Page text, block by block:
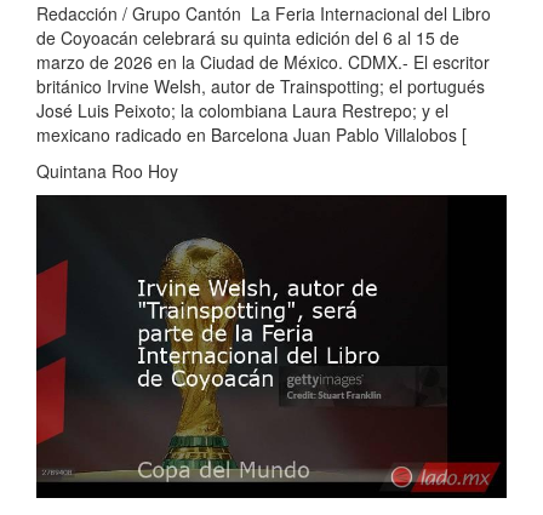
Redacción / Grupo Cantón La Feria Internacional del Libro
de Coyoacán celebrará su quinta edición del 6 al 15 de
marzo de 2026 en la Ciudad de México. CDMX.- El escritor
británico Irvine Welsh, autor de Trainspotting; el portugués
José Luis Peixoto; la colombiana Laura Restrepo; y el
mexicano radicado en Barcelona Juan Pablo Villalobos [
Quintana Roo Hoy